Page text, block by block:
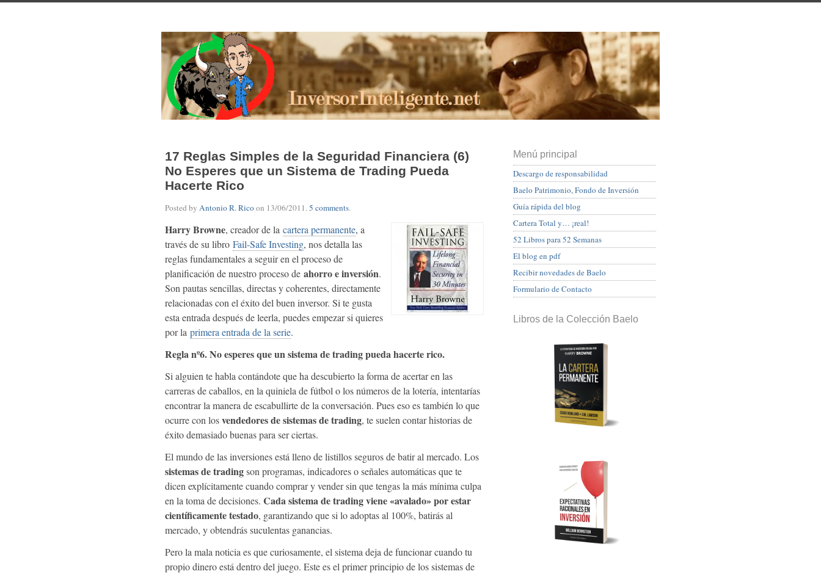
17 Reglas Simples de la Seguridad Financiera (6)
No Esperes que un Sistema de Trading Pueda
Hacerte Rico
Posted by Antonio R. Ricoon 13/06/2011.5 comments.
Harry Browne, creador de la cartera permanente, a
través de su libro Fail-Safe Investing, nos detalla las
reglas fundamentales a seguir en el proceso de
planificación de nuestro proceso de ahorro e inversión.
Son pautas sencillas, directas y coherentes, directamente
relacionadas con el éxito del buen inversor. Si te gusta
esta entrada después de leerla, puedes empezar si quieres
por la primera entrada de la serie.
Regla nº6. No esperes que un sistema de trading pueda hacerte rico.
Si alguien te habla contándote que ha descubierto la forma de acertar en las
carreras de caballos, en la quiniela de fútbol o los números de la lotería, intentarías
encontrar la manera de escabullirte de la conversación. Pues eso es también lo que
ocurre con losvendedores de sistemas de trading, te suelen contar historias de
éxito demasiado buenas para ser ciertas.
El mundo de las inversiones está lleno de listillos seguros de batir al mercado. Los
sistemas de tradingson programas, indicadores o señales automáticas que te
dicen explícitamente cuando comprar y vender sin que tengas la más mínima culpa
en la toma de decisiones. Cada sistema de trading viene «avalado» por estar
científicamente testado, garantizando que si lo adoptas al 100%, batirás al
mercado, y obtendrás suculentas ganancias.
Pero la mala noticia es que curiosamente, el sistema deja de funcionar cuando tu
propio dinero está dentro del juego. Este es el primer principio de los sistemas de
Menú principal
Descargo de responsabilidad
Baelo Patrimonio, Fondo de Inversión
Guía rápida del blog
Cartera Total y… ¡real!
52 Libros para 52 Semanas
El blog en pdf
Recibir novedades de Baelo
Formulario de Contacto
Libros de la Colección Baelo